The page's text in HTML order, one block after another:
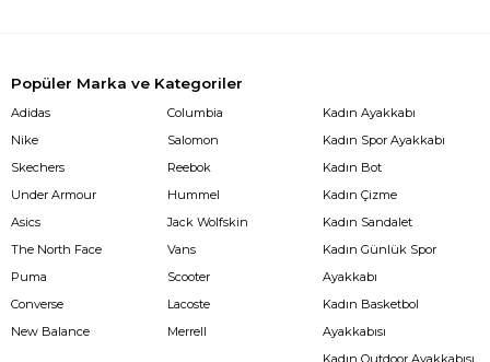
Popüler Marka ve Kategoriler
Adidas
Nike
Skechers
Under Armour
Asics
The North Face
Puma
Converse
New Balance
Columbia
Salomon
Reebok
Hummel
Jack Wolfskin
Vans
Scooter
Lacoste
Merrell
Kadın Ayakkabı
Kadın Spor Ayakkabı
Kadın Bot
Kadın Çizme
Kadın Sandalet
Kadın Günlük Spor
Ayakkabı
Kadın Basketbol
Ayakkabısı
Kadın Outdoor Ayakkabısı